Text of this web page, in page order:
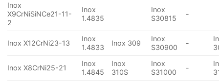
Inox
X9CrNiSiNCe21-11-
2
Inox
1.4835
Inox
S30815
-
Inox X12CrNi23-13
Inox
1.4833
Inox 309
Inox
S30900
-
Inox X8CrNi25-21
Inox
1.4845
Inox
310S
Inox
S31000
-